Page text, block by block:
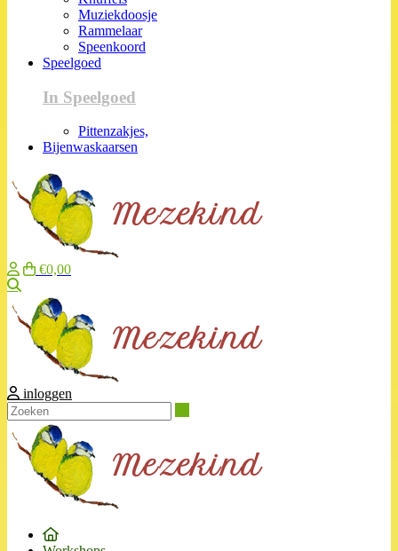
Muziekdoosje
Rammelaar
Speenkoord
Speelgoed
In Speelgoed
Pittenzakjes,
Bijenwaskaarsen
€0,00
inloggen